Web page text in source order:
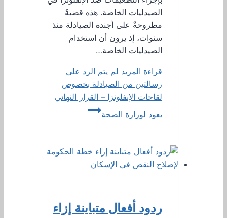
الصيدليات الخاصة. هذه قضيةٌ
مطروحةٌ على أجندة الصيادلة منذ
سنوات، إذ يرون أن استخدام
الصيدليات الخاصة…
قراءة المزيد لم يتم الرد على
رسالتين من الصيادلة بخصوص
لقاحات الإنفلونزا – القرار النهائي
يعود لوزارة الصحة
ردود أفعال متباينة إزاء